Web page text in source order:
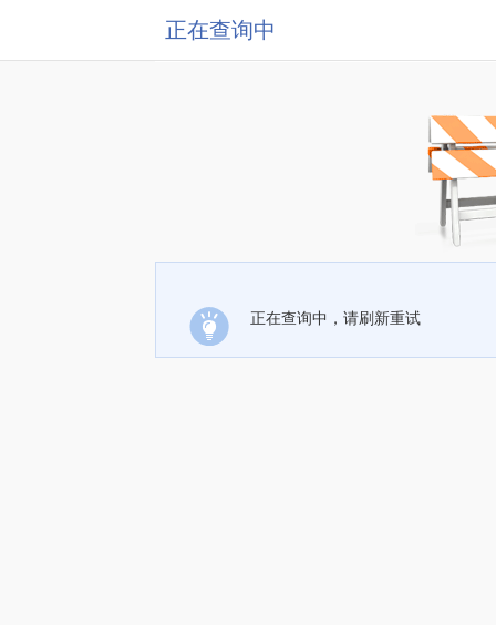
正在查询中
正在查询中，请刷新重试